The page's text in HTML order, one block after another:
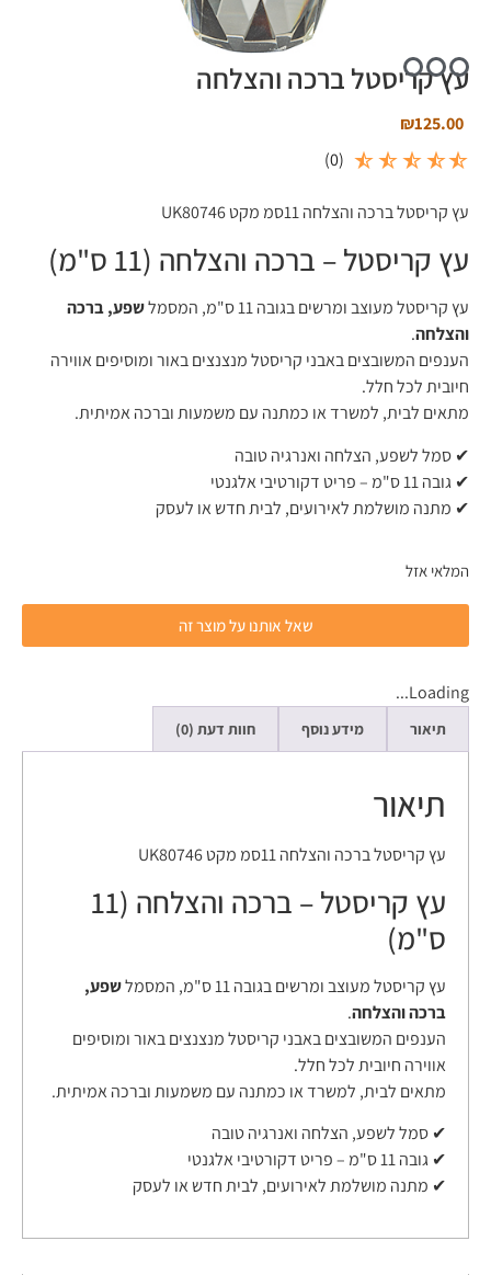
עץ קריסטל ברכה והצלחה
₪125.00
(
0
)
עץ קריסטל ברכה והצלחה 11סמ מקט UK80746
עץ קריסטל – ברכה והצלחה (11 ס"מ)
עץ קריסטל מעוצב ומרשים בגובה 11 ס"מ, המסמל
שפע, ברכה
והצלחה.
הענפים המשובצים באבני קריסטל מנצנצים באור ומוסיפים אווירה
חיובית לכל חלל.
מתאים לבית, למשרד או כמתנה עם משמעות וברכה אמיתית.
✔ סמל לשפע, הצלחה ואנרגיה טובה
✔ גובה 11 ס"מ – פריט דקורטיבי אלגנטי
✔ מתנה מושלמת לאירועים, לבית חדש או לעסק
המלאי אזל
שאל אותנו על מוצר זה
Loading...
תיאור מידע נוסף חוות דעת (0)
תיאור
עץ קריסטל ברכה והצלחה 11סמ מקט UK80746
עץ קריסטל – ברכה והצלחה (11
ס"מ)
עץ קריסטל מעוצב ומרשים בגובה 11 ס"מ, המסמל
שפע,
ברכה והצלחה.
הענפים המשובצים באבני קריסטל מנצנצים באור ומוסיפים
אווירה חיובית לכל חלל.
מתאים לבית, למשרד או כמתנה עם משמעות וברכה אמיתית.
✔ סמל לשפע, הצלחה ואנרגיה טובה
✔ גובה 11 ס"מ – פריט דקורטיבי אלגנטי
✔ מתנה מושלמת לאירועים, לבית חדש או לעסק